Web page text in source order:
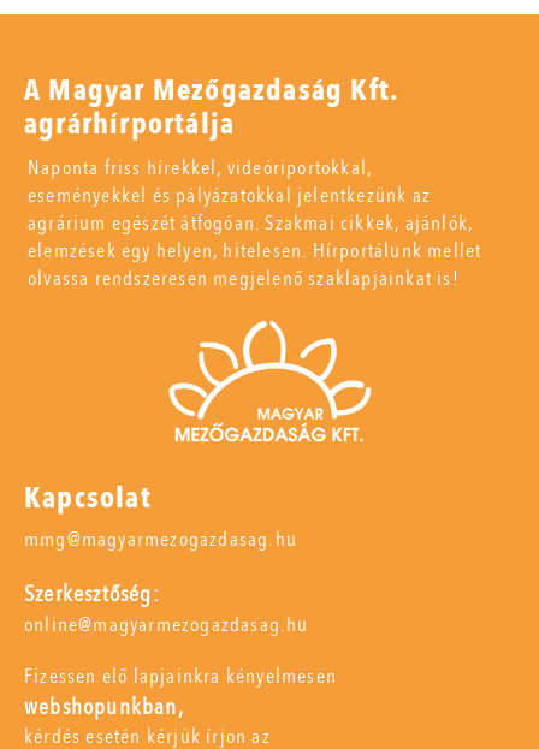
A Magyar Mezőgazdaság Kft.
agrárhírportálja
Naponta friss hírekkel, videóriportokkal,
eseményekkel és pályázatokkal jelentkezünk az
agrárium egészét átfogóan. Szakmai cikkek, ajánlók,
elemzések egy helyen, hitelesen. Hírportálunk mellet
olvassa rendszeresen megjelenő szaklapjainkat is!
Kapcsolat
mmg@magyarmezogazdasag.hu
Szerkesztőség:
online@magyarmezogazdasag.hu
Fizessen elő lapjainkra kényelmesen
webshopunkban,
kérdés esetén kérjük írjon az